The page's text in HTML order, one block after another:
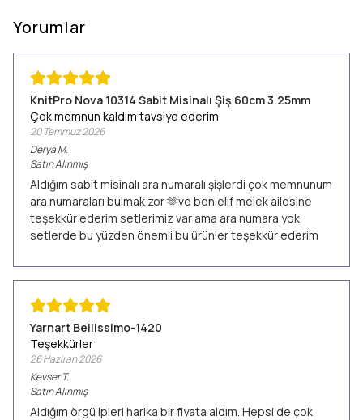
Yorumlar
KnitPro Nova 10314 Sabit Misinalı Şiş 60cm 3.25mm
Çok memnun kaldım tavsiye ederim
20 Temmuz 2026
DeryaM.
Satın Alınmış
Aldığım sabit misinalı ara numaralı şişlerdi çok memnunum
ara numaraları bulmak zor 🫶ve ben elif melek ailesine
teşekkür ederim setlerimiz var ama ara numara yok
setlerde bu yüzden önemli bu ürünler teşekkür ederim
Yarnart Bellissimo-1420
Teşekkürler
26 Haziran 2026
Kevser T.
Satın Alınmış
Aldığım örgü ipleri harika bir fiyata aldım. Hepsi de çok